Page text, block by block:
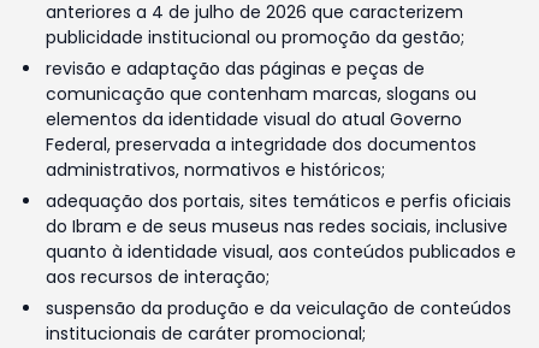
anteriores a 4 de julho de 2026 que caracterizem
publicidade institucional ou promoção da gestão;
revisão e adaptação das páginas e peças de
comunicação que contenham marcas, slogans ou
elementos da identidade visual do atual Governo
Federal, preservada a integridade dos documentos
administrativos, normativos e históricos;
adequação dos portais, sites temáticos e perfis oficiais
do Ibram e de seus museus nas redes sociais, inclusive
quanto à identidade visual, aos conteúdos publicados e
aos recursos de interação;
suspensão da produção e da veiculação de conteúdos
institucionais de caráter promocional;